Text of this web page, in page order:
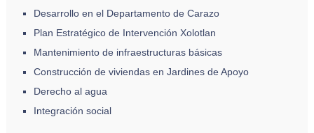
Desarrollo en el Departamento de Carazo
Plan Estratégico de Intervención Xolotlan
Mantenimiento de infraestructuras básicas
Construcción de viviendas en Jardines de Apoyo
Derecho al agua
Integración social